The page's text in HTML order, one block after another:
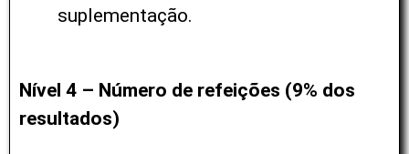
suplementação.
Nível 4 – Número de refeições (9% dos
resultados)